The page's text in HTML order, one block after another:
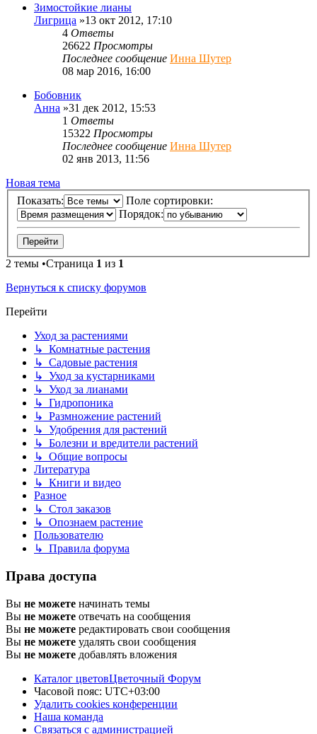
Зимостойкие лианы
Лигрица »13 окт 2012, 17:10
4 Ответы
26622 Просмотры
Последнее сообщение Инна Шутер
08 мар 2016, 16:00
Бобовник
Анна »31 дек 2012, 15:53
1 Ответы
15322 Просмотры
Последнее сообщение Инна Шутер
02 янв 2013, 11:56
Новая тема
Показать:
Поле сортировки:
Порядок:
2 темы •Страница 1 из 1
Вернуться к списку форумов
Перейти
Уход за растениями
↳ Комнатные растения
↳ Садовые растения
↳ Уход за кустарниками
↳ Уход за лианами
↳ Гидропоника
↳ Размножение растений
↳ Удобрения для растений
↳ Болезни и вредители растений
↳ Общие вопросы
Литература
↳ Книги и видео
Разное
↳ Стол заказов
↳ Опознаем растение
Пользователю
↳ Правила форума
Права доступа
Вы не можете начинать темы
Вы не можете отвечать на сообщения
Вы не можете редактировать свои сообщения
Вы не можете удалять свои сообщения
Вы не можете добавлять вложения
Каталог цветовЦветочный Форум
Часовой пояс: UTC+03:00
Удалить cookies конференции
Наша команда
Связаться с администрацией